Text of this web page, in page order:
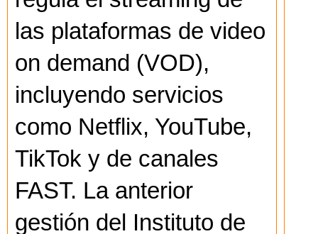
las plataformas de video
on demand (VOD),
incluyendo servicios
como Netflix, YouTube,
TikTok y de canales
FAST. La anterior
gestión del Instituto de